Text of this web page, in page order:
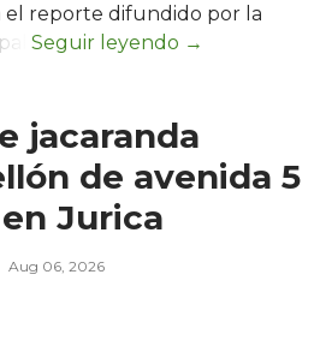
el reporte difundido por la
jacaranda
de avenida 5
Jurica
Aug 06, 2026